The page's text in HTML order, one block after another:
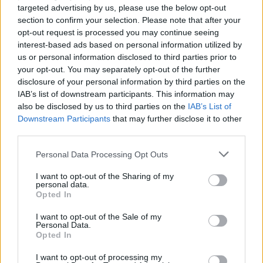
targeted advertising by us, please use the below opt-out
section to confirm your selection. Please note that after your
opt-out request is processed you may continue seeing
interest-based ads based on personal information utilized by
us or personal information disclosed to third parties prior to
your opt-out. You may separately opt-out of the further
disclosure of your personal information by third parties on the
IAB’s list of downstream participants. This information may
also be disclosed by us to third parties on the IAB’s List of
Downstream Participants that may further disclose it to other
Please note that this website/app uses one or more Google
not limited to your visit or usage behaviour. You may click to
grant or deny consent to Google and its third-party tags to
use your data for below specified purposes in below Google
consent section.
Personal Data Processing Opt Outs
I want to opt-out of the Sharing of my
personal data.
Opted In
I want to opt-out of the Sale of my
Personal Data.
Opted In
I want to opt-out of processing my
Helyi hírek
Amire többmillióan vártunk: szombattól másodfokúra
csökken a riasztás